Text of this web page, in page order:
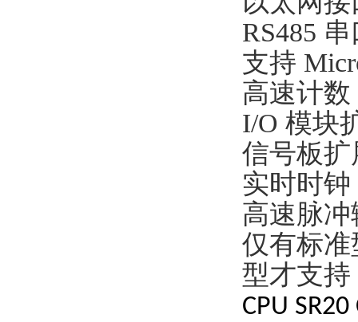
RS485
支持
高速计数
I/O 模块
信号板扩
实时时钟
高速脉冲
仅有标准
型才支持
CPU